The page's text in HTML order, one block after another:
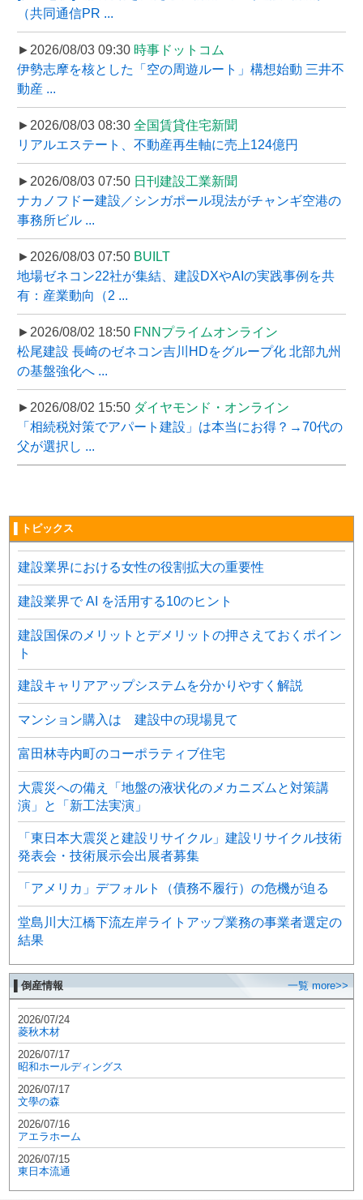
（共同通信PR ...
►2026/08/03 09:30 時事ドットコム
伊勢志摩を核とした「空の周遊ルート」構想始動 三井不
動産 ...
►2026/08/03 08:30 全国賃貸住宅新聞
リアルエステート、不動産再生軸に売上124億円
►2026/08/03 07:50 日刊建設工業新聞
ナカノフドー建設／シンガポール現法がチャンギ空港の
事務所ビル ...
►2026/08/03 07:50 BUILT
地場ゼネコン22社が集結、建設DXやAIの実践事例を共
有：産業動向（2 ...
►2026/08/02 18:50 FNNプライムオンライン
松尾建設 長崎のゼネコン吉川HDをグループ化 北部九州
の基盤強化へ ...
►2026/08/02 15:50 ダイヤモンド・オンライン
「相続税対策でアパート建設」は本当にお得？→70代の
父が選択し ...
▌トピックス
建設業界における女性の役割拡大の重要性
建設業界で AI を活用する10のヒント
建設国保のメリットとデメリットの押さえておくポイン
ト
建設キャリアアップシステムを分かりやすく解説
マンション購入は 建設中の現場見て
富田林寺内町のコーポラティブ住宅
大震災への備え「地盤の液状化のメカニズムと対策講
演」と「新工法実演」
「東日本大震災と建設リサイクル」建設リサイクル技術
発表会・技術展示会出展者募集
「アメリカ」デフォルト（債務不履行）の危機が迫る
堂島川大江橋下流左岸ライトアップ業務の事業者選定の
結果
▌倒産情報 一覧 more>>
2026/07/24
菱秋木材
2026/07/17
昭和ホールディングス
2026/07/17
文學の森
2026/07/16
アエラホーム
2026/07/15
東日本流通